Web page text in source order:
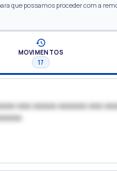
que possamos proceder com a
MOVIMENTOS
17
xxx xxxxx xxxxxx xxx